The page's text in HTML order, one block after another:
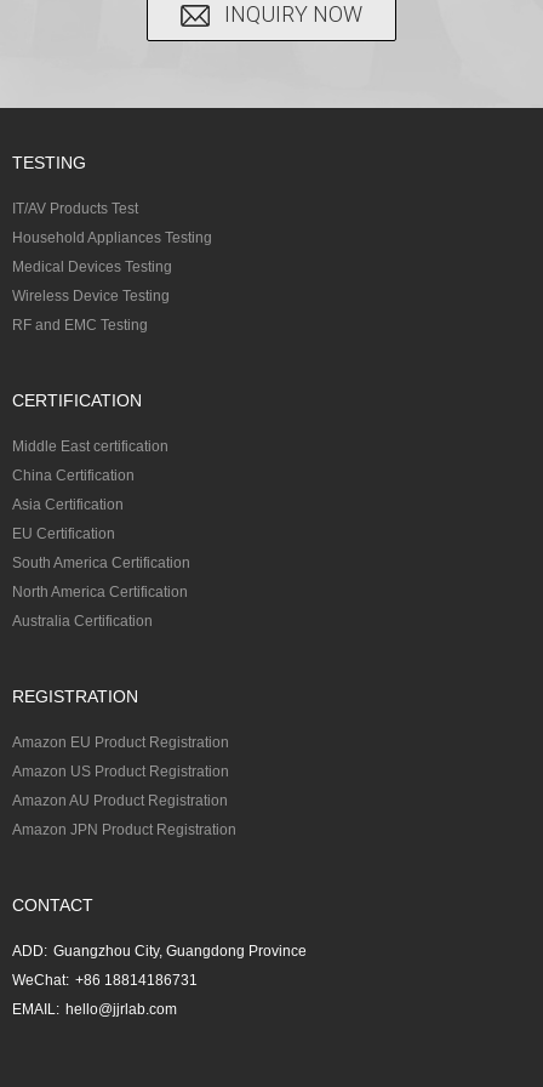
INQUIRY NOW
TESTING
IT/AV Products Test
Household Appliances Testing
Medical Devices Testing
Wireless Device Testing
RF and EMC Testing
CERTIFICATION
Middle East certification
China Certification
Asia Certification
EU Certification
South America Certification
North America Certification
Australia Certification
REGISTRATION
Amazon EU Product Registration
Amazon US Product Registration
Amazon AU Product Registration
Amazon JPN Product Registration
CONTACT
ADD: Guangzhou City, Guangdong Province
WeChat: +86 18814186731
EMAIL: hello@jjrlab.com